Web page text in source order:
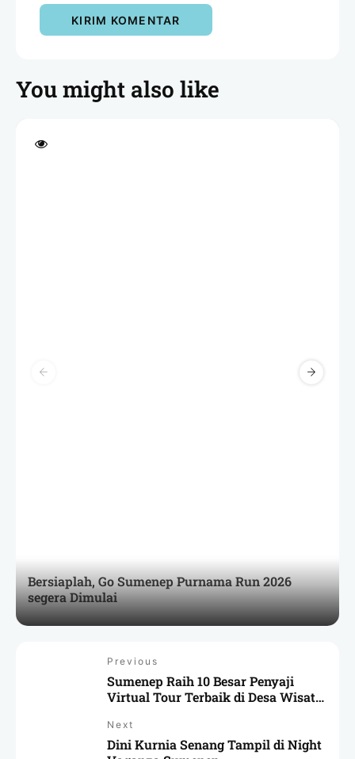
You might also like
Bersiaplah, Go Sumenep Purnama Run 2026
segera Dimulai
Previous
Sumenep Raih 10 Besar Penyaji
Virtual Tour Terbaik di Desa Wisata
Next
Dini Kurnia Senang Tampil di Night